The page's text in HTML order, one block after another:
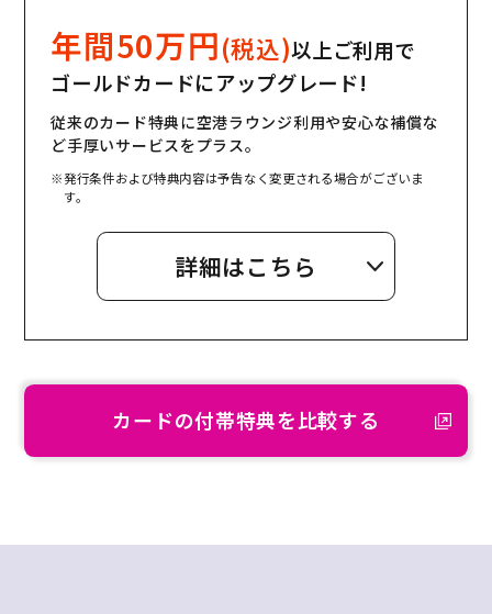
年間50万円(税込)以上ご利用で
ゴールドカードにアップグレード!
従来のカード特典に空港ラウンジ利用や安心な補償な
ど手厚いサービスをプラス。
※発行条件および特典内容は予告なく変更される場合がございま
す。
詳細はこちら
カードの付帯特典を比較する